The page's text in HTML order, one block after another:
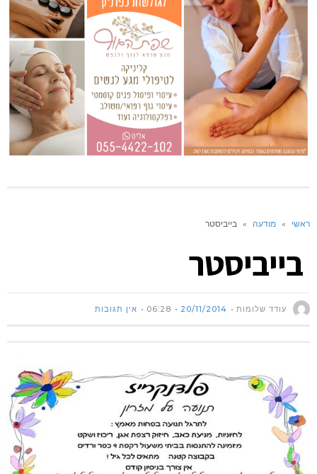
ראשי » מודעה » בייביסטר
בייביסטר
עודד שלומות 20/11/2014
06:28 אין תגובות